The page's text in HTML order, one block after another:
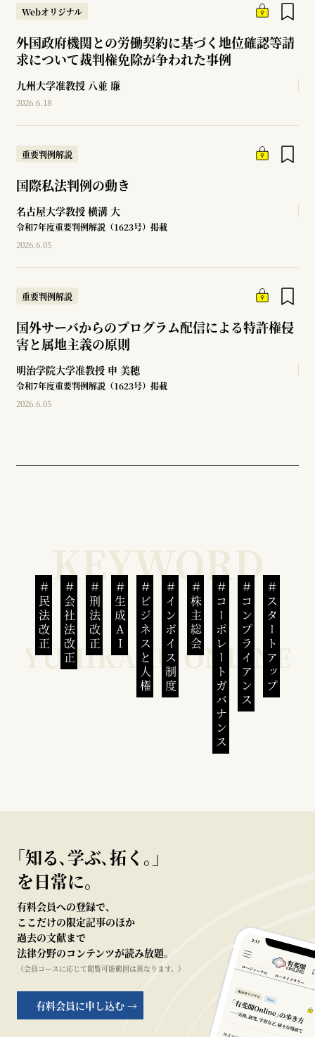
Webオリジナル
外国政府機関との労働契約に基づく地位確認等請
求について裁判権免除が争われた事例
九州大学准教授 八並 廉
2026.6.18
重要判例解説
国際私法判例の動き
名古屋大学教授 横溝 大
令和7年度重要判例解説（1623号）掲載
2026.6.05
重要判例解説
国外サーバからのプログラム配信による特許権侵
害と属地主義の原則
明治学院大学准教授 申 美穂
令和7年度重要判例解説（1623号）掲載
2026.6.05
民法改正 会社法改正 刑法改正 生成AI ビジネスと人権インボイス制度 株主総会 コーポレートガバナンスコンプライアンススタートアップ
｢知る､学ぶ､拓く｡｣
を日常に。
有料会員への登録で、
ここだけの限定記事のほか
過去の文献まで
法律分野のコンテンツが読み放題。
（会員コースに応じて閲覧可能範囲は異なります。）
有料会員に申し込む →